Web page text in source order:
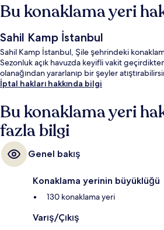
Bu konaklama yeri
Sahil Kamp İstanbul
Sahil Kamp İstanbul, Şile şehrindeki
Sezonluk açık havuzda keyifli vakit
olanağından yararlanıp bir şeyler
İptal hakları hakkında bilgi
Bu konaklama yeri
fazla bilgi
Genel bakış
Konaklama yerinin büyüklüğü
130 konaklama yeri
Varış/Çıkış